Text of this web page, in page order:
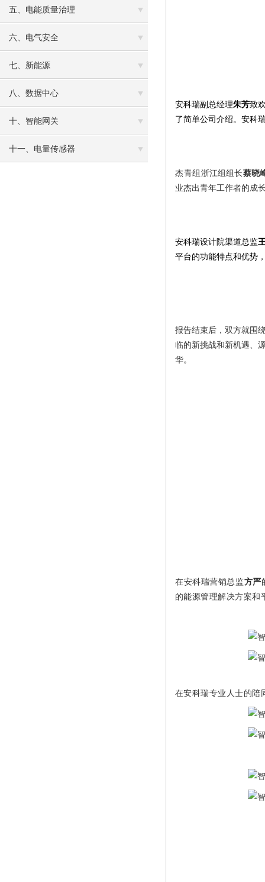
五、电能质量治理
六、电气安全
七、新能源
八、数据中心
十、智能网关
十一、电量传感器
安科瑞副总经理朱芳致
了简单公司介绍。安科
杰青组浙江组组长蔡晓
业杰出青年工作者的成
安科瑞设计院渠道总监
平台的功能特点和优势
报告结束后，双方就围
临的新挑战和新机遇、
华。
在安科瑞营销总监方严
的能源管理解决方案和
在安科瑞专业人士的陪